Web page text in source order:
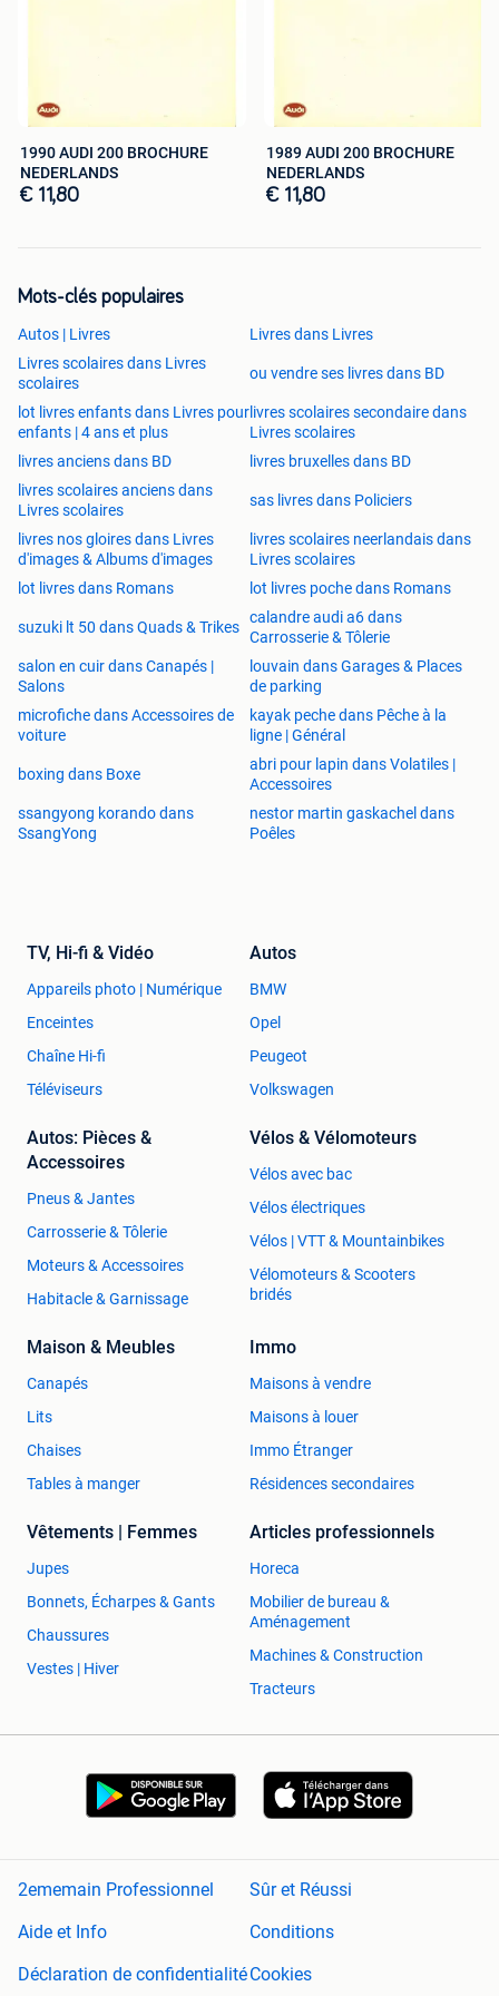
1990 AUDI 200 BROCHURE
NEDERLANDS
€ 11,80
1989 AUDI 200 BROCHURE
NEDERLANDS
€ 11,80
Mots-clés populaires
Autos | Livres
Livres dans Livres
Livres scolaires dans Livres
scolaires
ou vendre ses livres dans BD
lot livres enfants dans Livres pour
enfants | 4 ans et plus
livres scolaires secondaire dans
Livres scolaires
livres anciens dans BD
livres bruxelles dans BD
livres scolaires anciens dans
Livres scolaires
sas livres dans Policiers
livres nos gloires dans Livres
d'images & Albums d'images
livres scolaires neerlandais dans
Livres scolaires
lot livres dans Romans
lot livres poche dans Romans
suzuki lt 50 dans Quads & Trikes
calandre audi a6 dans
Carrosserie & Tôlerie
salon en cuir dans Canapés |
Salons
louvain dans Garages & Places
de parking
microfiche dans Accessoires de
voiture
kayak peche dans Pêche à la
ligne | Général
boxing dans Boxe
abri pour lapin dans Volatiles |
Accessoires
ssangyong korando dans
SsangYong
nestor martin gaskachel dans
Poêles
TV, Hi-fi & Vidéo
Appareils photo | Numérique
Enceintes
Chaîne Hi-fi
Téléviseurs
Autos
BMW
Opel
Peugeot
Volkswagen
Autos: Pièces &
Accessoires
Pneus & Jantes
Carrosserie & Tôlerie
Moteurs & Accessoires
Habitacle & Garnissage
Vélos & Vélomoteurs
Vélos avec bac
Vélos électriques
Vélos | VTT & Mountainbikes
Vélomoteurs & Scooters
bridés
Maison & Meubles
Canapés
Lits
Chaises
Tables à manger
Immo
Maisons à vendre
Maisons à louer
Immo Étranger
Résidences secondaires
Vêtements | Femmes
Jupes
Bonnets, Écharpes & Gants
Chaussures
Vestes | Hiver
Articles professionnels
Horeca
Mobilier de bureau &
Aménagement
Machines & Construction
Tracteurs
2ememain Professionnel
Sûr et Réussi
Aide et Info
Conditions
Déclaration de confidentialitéCookies